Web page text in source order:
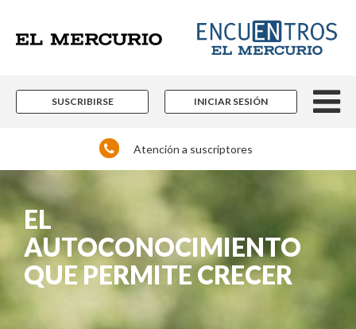
SUSCRIBIRSE INICIAR SESIÓN
Atención a suscriptores
EL
AUTOCONOCIMIENTO
QUE PERMITE CRECER